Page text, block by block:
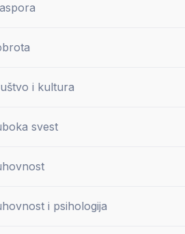
i kultura
svest
i psihologija